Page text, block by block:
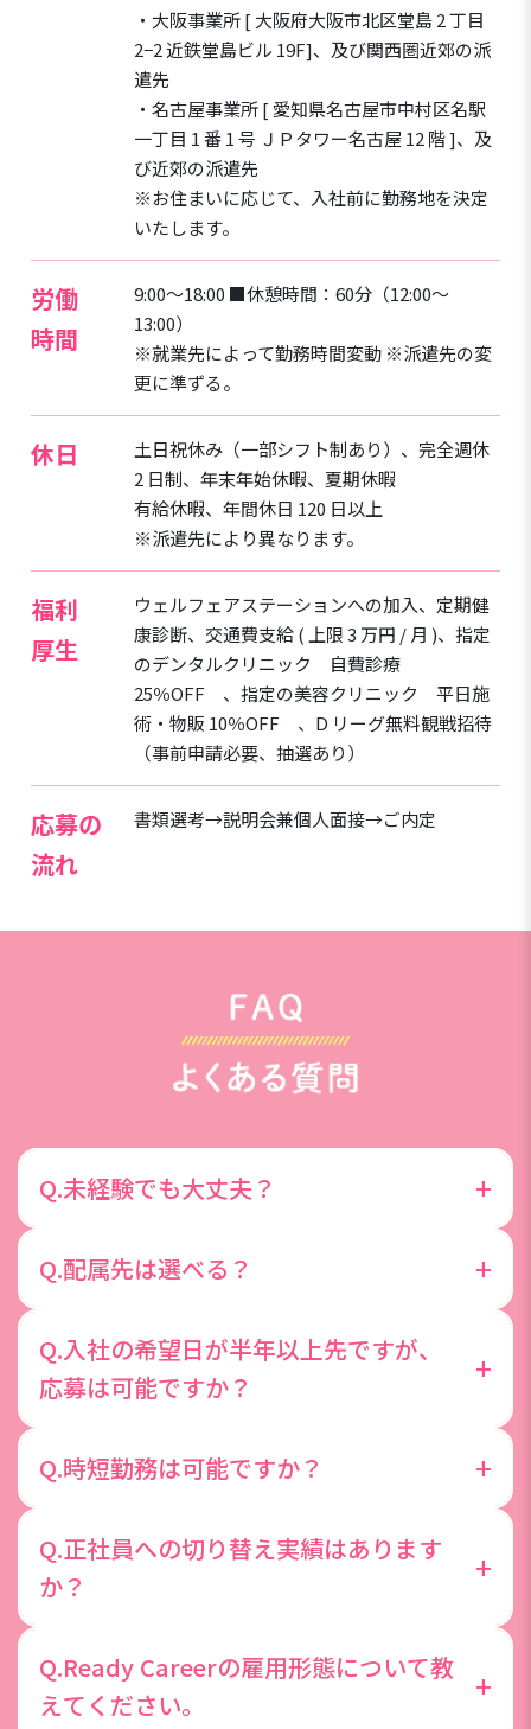
・大阪事業所 [ 大阪府大阪市北区堂島 2 丁目
2−2 近鉄堂島ビル 19F]、及び関西圏近郊の派
遣先
・名古屋事業所 [ 愛知県名古屋市中村区名駅
一丁目 1 番 1 号 ＪＰタワー名古屋 12 階 ]、及
び近郊の派遣先
※お住まいに応じて、入社前に勤務地を決定
いたします。
労働
時間
9:00～18:00 ■休憩時間：60分（12:00～
13:00）
※就業先によって勤務時間変動 ※派遣先の変
更に準ずる。
休日
土日祝休み（一部シフト制あり）、完全週休
2 日制、年末年始休暇、夏期休暇
有給休暇、年間休日 120 日以上
※派遣先により異なります。
福利
厚生
ウェルフェアステーションへの加入、定期健
康診断、交通費支給 ( 上限 3 万円 / 月 )、指定
のデンタルクリニック 自費診療
25％OFF 、指定の美容クリニック 平日施
術・物販 10％OFF 、D リーグ無料観戦招待
（事前申請必要、抽選あり）
応募の
流れ
書類選考→説明会兼個人面接→ご内定
Q.未経験でも大丈夫？ +
基礎からしっかり学べる研修も用意していますので
キルや経験より「やってみたい！」という気持ちを
大切にしています◎
Q.配属先は選べる？ +
て配属担当が選定します。全ての希望を叶えること
は難しいかもしれませんが、希望する理由などじっ
Q.入社の希望日が半年以上先ですが、
応募は可能ですか？
+
ることが望ましいです。
Q.時短勤務は可能ですか？ +
だし、入社後に育児や介護で時短勤務の必要が出て
きた際は、取得できる制度がございます。
Q.正社員への切り替え実績はあります
か？
+
す。2025年度直雇用切替率実績として、実際に5人
に1人が派遣先での正社員化を実現しています。
Q.Ready Careerの雇用形態について教
えてください。
+